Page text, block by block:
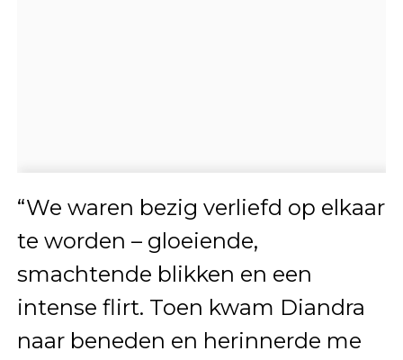
“We waren bezig verliefd op elkaar
te worden – gloeiende,
smachtende blikken en een
intense flirt. Toen kwam Diandra
naar beneden en herinnerde me